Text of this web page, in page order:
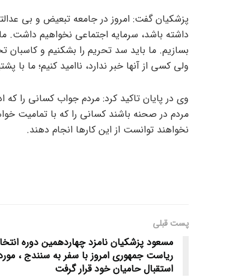
پزشکیان گفت: امروز در جامعه تبعیض و بی
داشته باشد، سرمایه اجتماعی نخواهیم داشت. ما
بسازیم. ما باید سد تحریم را بشکنیم و کاسبان
ولی کسی از آنها خبر ندارد، ناامید کنیم؛ ما با
وی در پایان تاکید کرد: مردم جواب کسانی را
مردم در صحنه باشند کسانی را که با تمامیت
نخواهند توانست از این کارها انجام دهند.
پست قبلی
مسعود پزشکیان نامزد چهاردهمین دوره
ریاست جمهوری امروز با سفر به سنندج ،
استقبال حامیان خود قرار گرفت